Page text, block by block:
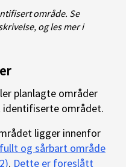
område. Se
og les mer i
planlagte områder
området.
ligger innenfor
og sårbart område
. Dette er foreslått